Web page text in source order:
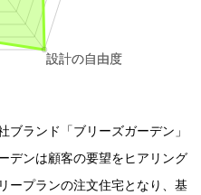
ブランド「ブリーズガーデン」
デンは顧客の要望をヒアリング
ープランの注文住宅となり、基